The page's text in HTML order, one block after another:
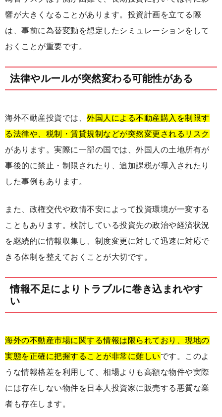
響が大きくなることがあります。投資計画を立てる際
は、事前に為替変動を想定したシミュレーションをして
おくことが重要です。
法律やルールが突然変わる可能性がある
海外不動産投資では、 外国人による不動産購入を制限す
る法律や、税制・賃貸規制などが突然変更されるリスク
があります。実際に一部の国では、外国人の土地所有が
事後的に禁止・制限されたり、追加課税が導入されたり
した事例もあります。
また、政権交代や政情不安によって投資環境が一変する
こともあります。検討している投資先の政治や経済状況
を継続的に情報収集し、制度変更に対して迅速に対応で
きる体制を整えておくことが大切です。
情報不足によりトラブルに巻き込まれやす
い
海外の不動産市場に関する情報は限られており、現地の
実態を正確に把握することが非常に難しいです。このよ
うな情報格差を利用して、相場よりも高額な物件や実際
には存在しない物件を日本人投資家に販売する悪質な業
者も存在します。